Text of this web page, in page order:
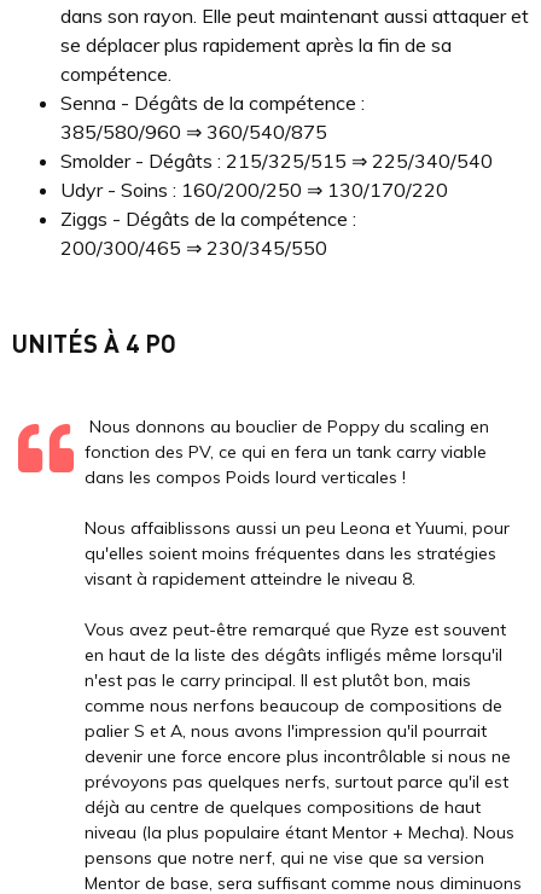
dans son rayon. Elle peut maintenant aussi attaquer et
se déplacer plus rapidement après la fin de sa
compétence.
Senna - Dégâts de la compétence :
385/580/960 ⇒ 360/540/875
Smolder - Dégâts : 215/325/515 ⇒ 225/340/540
Udyr - Soins : 160/200/250 ⇒ 130/170/220
Ziggs - Dégâts de la compétence :
200/300/465 ⇒ 230/345/550
UNITÉS À 4 PO
Nous donnons au bouclier de Poppy du scaling en
fonction des PV, ce qui en fera un tank carry viable
dans les compos Poids lourd verticales !
Nous affaiblissons aussi un peu Leona et Yuumi, pour
qu'elles soient moins fréquentes dans les stratégies
visant à rapidement atteindre le niveau 8.
Vous avez peut-être remarqué que Ryze est souvent
en haut de la liste des dégâts infligés même lorsqu'il
n'est pas le carry principal. Il est plutôt bon, mais
comme nous nerfons beaucoup de compositions de
palier S et A, nous avons l'impression qu'il pourrait
devenir une force encore plus incontrôlable si nous ne
prévoyons pas quelques nerfs, surtout parce qu'il est
déjà au centre de quelques compositions de haut
niveau (la plus populaire étant Mentor + Mecha). Nous
pensons que notre nerf, qui ne vise que sa version
Mentor de base, sera suffisant comme nous diminuons